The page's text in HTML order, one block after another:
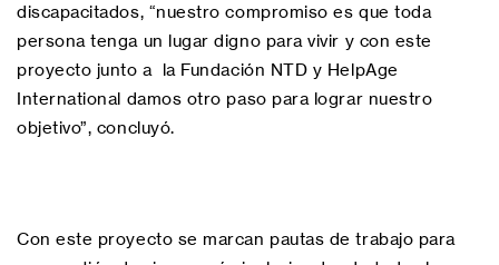
discapacitados, “nuestro compromiso es que toda
persona tenga un lugar digno para vivir y con este
proyecto junto a la Fundación NTD y HelpAge
International damos otro paso para lograr nuestro
objetivo”, concluyó.
Con este proyecto se marcan pautas de trabajo para